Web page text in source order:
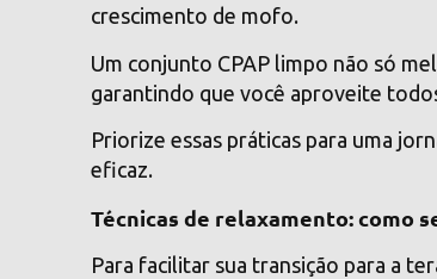
crescimento de mofo.
Um conjunto CPAP limpo não só
garantindo que você aproveite
Priorize essas práticas para uma
eficaz.
Técnicas de relaxamento: como
Para facilitar sua transição para a